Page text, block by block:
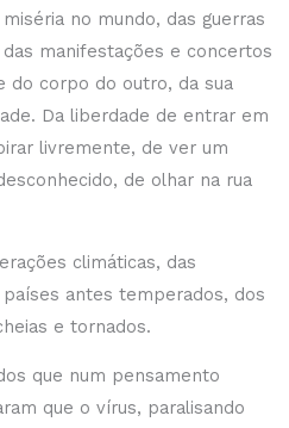
no mundo, das guerras
manifestações e concertos
do corpo do outro, da sua
Da liberdade de entrar em
livremente, de ver um
de olhar na rua
climáticas, das
antes temperados, dos
e tornados.
que num pensamento
que o vírus, paralisando